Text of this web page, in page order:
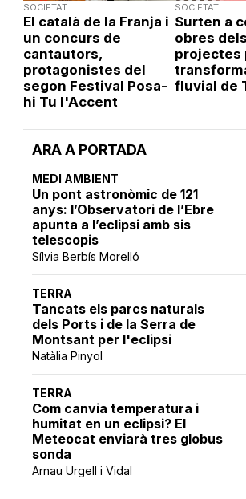
ARA A PORTADA
MEDI AMBIENT
Un pont astronòmic de 121
anys: l’Observatori de l’Ebre
apunta a l’eclipsi amb sis
telescopis
Sílvia Berbís Morelló
TERRA
Tancats els parcs naturals
dels Ports i de la Serra de
Montsant per l'eclipsi
Natàlia Pinyol
TERRA
Com canvia temperatura i
humitat en un eclipsi? El
Meteocat enviarà tres globus
sonda
Arnau Urgell i Vidal
SOCIETAT
El català de la Franja i
un concurs de
cantautors,
protagonistes del
segon Festival Posa-
hi Tu l'Accent
SOCIETAT
Surten a
obres
projectes
fluvial de